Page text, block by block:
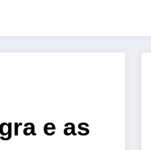
e as